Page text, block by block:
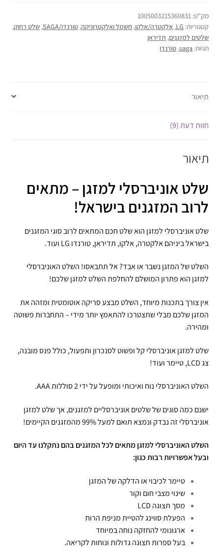
מק"ט: 1005003215360831
קטגוריות: LG
, אלקטרה/אלקו, חשמל ואלקטרוניקה, טורנדו/SAGA , שלט רחוק,
שלטים למזגנים, תדיראן
תגיות: saga
, טורנדו
תיאור
חוות דעת (9)
תיאור
שלט אוניברסלי למזגן – מתאים
לרוב המזגנים בישראל!
שלט אוניברסלי למזגן הוא שלט חכם המתאים לרוב סוגי המזגנים
בישראל ביניהם אלקטרה, אלקו, תדיראן, טורנדו LG ועוד.
השלט של המזגן נשבר או אבד? אל תתבאסו! השלט האוניברסלי
למזגן הוא פתרון המושלם להחלפת השלט למזגן שלכם!
אין צורך בתכנות מיוחד, השלט מבצע סריקה אוטומטית ומזהה את
המזגן שלכם מבלי שתצטרכו להתאמץ יותר מידי – התחברות פשוטה
ומהירה.
שלט למזגן אוניברסלי קל ופשוט לסנכרון ותפעול, כולל פנס מובנה,
צג LCD, טיימר ועוד!
השלט האוניברסלי נוח ואיכותי ומופעל על ידי 2 סוללות AAA.
ישנם כמה סוגים של שלטים אוניברסליים למזגנים, אך שלט למזגן
אוניברסלי זה נבדק ונמצא תואם למעל 99% מהמזגנים הקיימים!
השלט האוניברסלי למזגן מתאים לכל המזגנים בהם נתקלנו עד היום
ובעל אפשרויות רבות כגון:
טיימר לכיבוי או הדלקה של המזגן
שינוי מצבי חום וקור
מסך תצוגה LCD
הפעלת סווינג להטיית מניפת הרוח
ארגונומי להחזקה נוחה במיוחד
בעל ספרות תצוגה גדולות ונוחות לקריאה.